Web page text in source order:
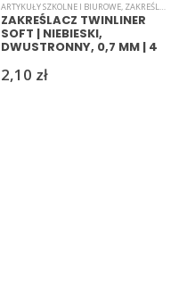
ARTYKUŁY SZKOLNE I BIUROWE, ZAKREŚLACZE
ZAKREŚLACZ TWINLINER
SOFT | NIEBIESKI,
DWUSTRONNY, 0,7 MM | 4
2,10 zł